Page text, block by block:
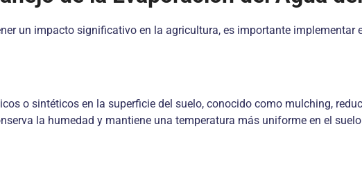
un impacto significativo en la agricultura, es importante implementar
o sintéticos en la superficie del suelo, conocido como mulching,
la humedad y mantiene una temperatura más uniforme en el